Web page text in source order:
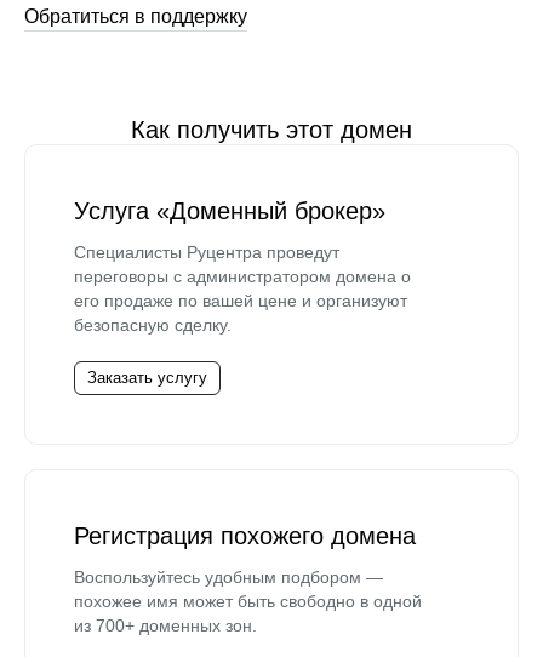
Обратиться в поддержку
Как получить этот домен
Услуга «Доменный брокер»
Специалисты Руцентра проведут
переговоры с администратором домена о
его продаже по вашей цене и организуют
безопасную сделку.
Заказать услугу
Регистрация похожего домена
Воспользуйтесь удобным подбором —
похожее имя может быть свободно в одной
из 700+ доменных зон.